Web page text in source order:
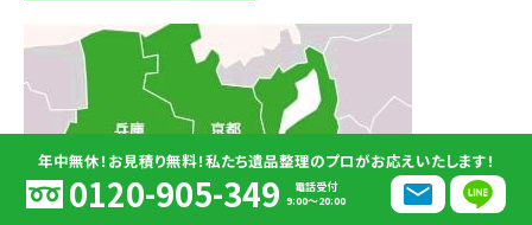
年中無休！お見積り無料！私たち遺品整理のプロがお応えいたします！
0120-905-349
電話受付
9:00～20:00